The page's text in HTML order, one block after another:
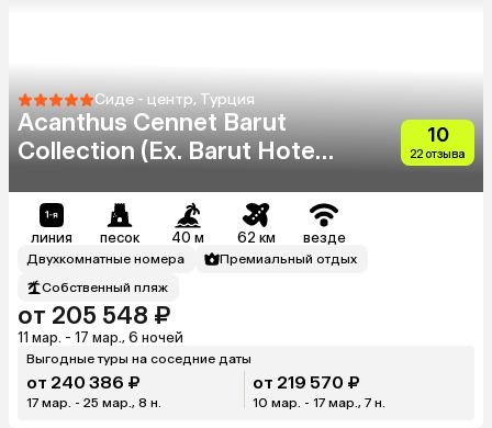
Сиде - центр, Турция
Acanthus Cennet Barut
Collection (Ex. Barut Hotels
10
22 отзыва
линия песок 40 м 62 км везде
Двухкомнатные номера
Премиальный отдых
Собственный пляж
от 205 548 ₽
11 мар. - 17 мар., 6 ночей
Выгодные туры на соседние даты
от 240 386 ₽
17 мар. - 25 мар., 8 н.
от 219 570 ₽
10 мар. - 17 мар., 7 н.